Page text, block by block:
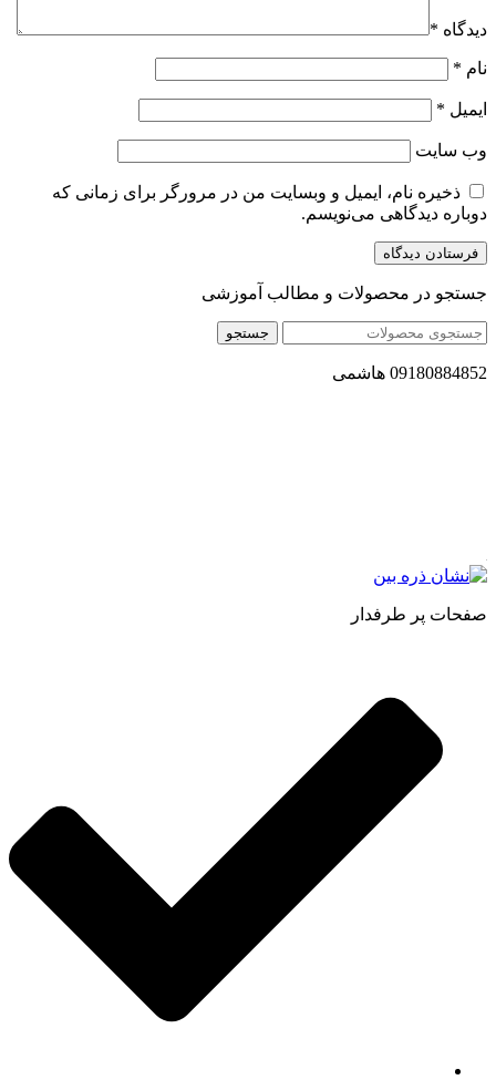
دیدگاه *
نام *
ایمیل *
وب‌ سایت
ذخیره نام، ایمیل و وبسایت من در مرورگر برای زمانی که
دوباره دیدگاهی می‌نویسم.
جستجو در محصولات و مطالب آموزشی
جستجو
09180884852 هاشمی
صفحات پر طرفدار